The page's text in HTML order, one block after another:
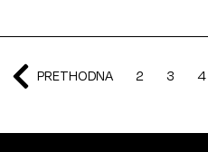
PRETHODNA 2 3 4